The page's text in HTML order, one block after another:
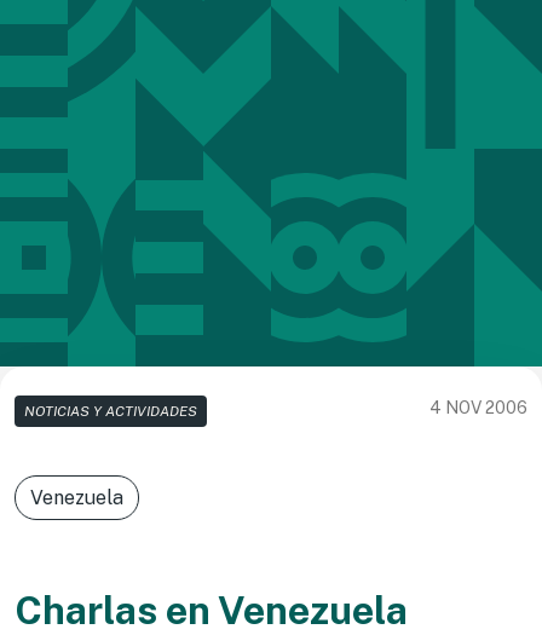
NOTICIAS Y ACTIVIDADES 4 NOV 2006
Venezuela
Charlas en Venezuela